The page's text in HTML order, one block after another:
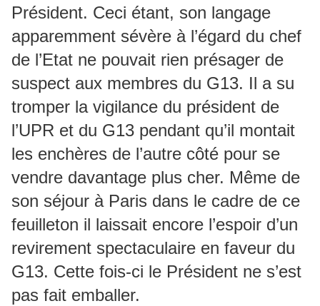
Président. Ceci étant, son langage
apparemment sévère à l’égard du chef
de l’Etat ne pouvait rien présager de
suspect aux membres du G13. Il a su
tromper la vigilance du président de
l’UPR et du G13 pendant qu’il montait
les enchères de l’autre côté pour se
vendre davantage plus cher. Même de
son séjour à Paris dans le cadre de ce
feuilleton il laissait encore l’espoir d’un
revirement spectaculaire en faveur du
G13. Cette fois-ci le Président ne s’est
pas fait emballer.